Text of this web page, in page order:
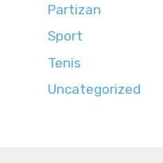
Partizan
Sport
Tenis
Uncategorized